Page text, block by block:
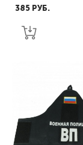
385 PУБ.